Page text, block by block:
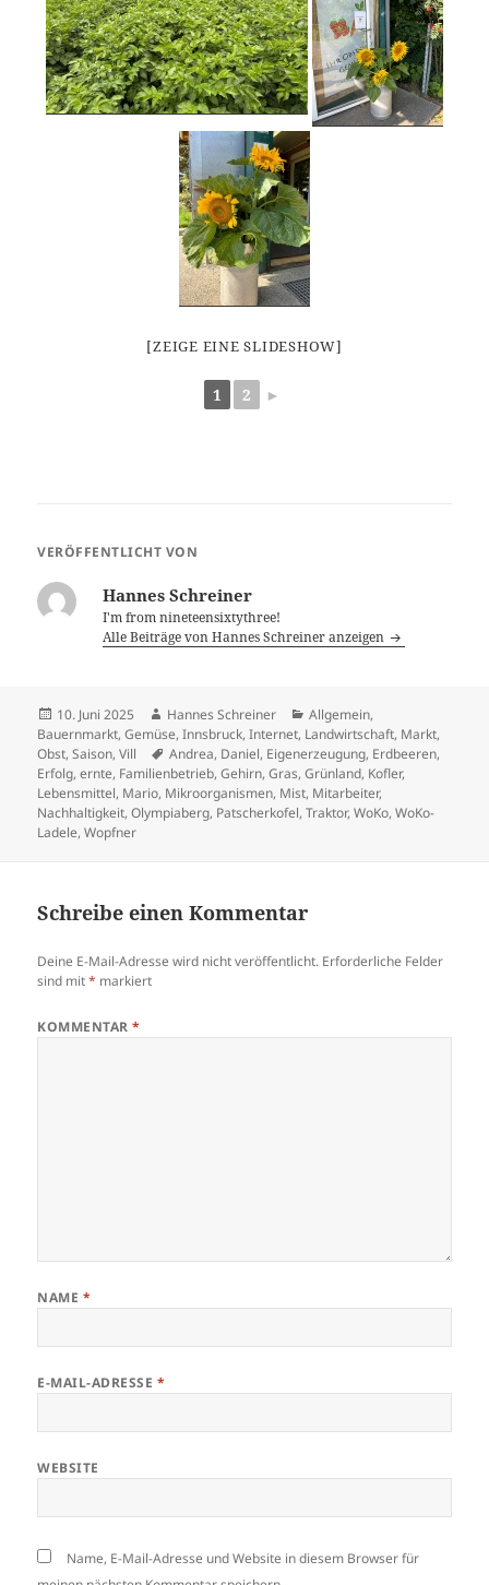
[ZEIGE EINE SLIDESHOW]
1 2 ►
VERÖFFENTLICHT VON
Hannes Schreiner
I'm from nineteensixtythree!
Alle Beiträge von Hannes Schreiner anzeigen
Veröffentlicht
am
10. Juni 2025 Autor
Hannes Schreiner Kategorien
Allgemein,
Bauernmarkt,Gemüse,Innsbruck,Internet, Landwirtschaft, Markt,
Obst,Saison,Vill Schlagwörter
Andrea, Daniel, Eigenerzeugung, Erdbeeren,
Erfolg,ernte, Familienbetrieb,Gehirn,Gras,Grünland, Kofler,
Lebensmittel, Mario, Mikroorganismen, Mist, Mitarbeiter,
Nachhaltigkeit,Olympiaberg, Patscherkofel,Traktor,WoKo,WoKo-
Ladele,Wopfner
Schreibe einen Kommentar
Deine E-Mail-Adresse wird nicht veröffentlicht. Erforderliche Felder
sind mit* markiert
KOMMENTAR*
NAME *
E-MAIL-ADRESSE *
WEBSITE
Name, E-Mail-Adresse und Website in diesem Browser für